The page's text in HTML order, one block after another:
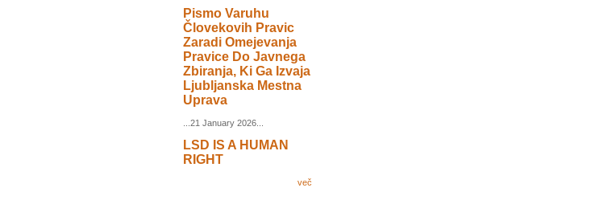
Pismo Varuhu
Človekovih Pravic
Zaradi Omejevanja
Pravice Do Javnega
Zbiranja, Ki Ga Izvaja
Ljubljanska Mestna
Uprava
...21 January 2026...
LSD IS A HUMAN
RIGHT
več